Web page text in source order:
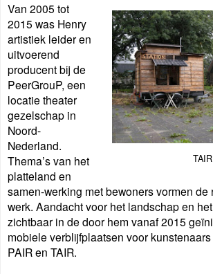
TAIR
Van 2005 tot
2015 was Henry
artistiek leider en
uitvoerend
producent bij de
PeerGrouP, een
locatie theater
gezelschap in
Noord-
Nederland.
Thema’s van het
platteland en
samen-werking met bewoners vormen de
werk. Aandacht voor het landschap en
zichtbaar in de door hem vanaf 2015
mobiele verblijfplaatsen voor
PAIR en TAIR.